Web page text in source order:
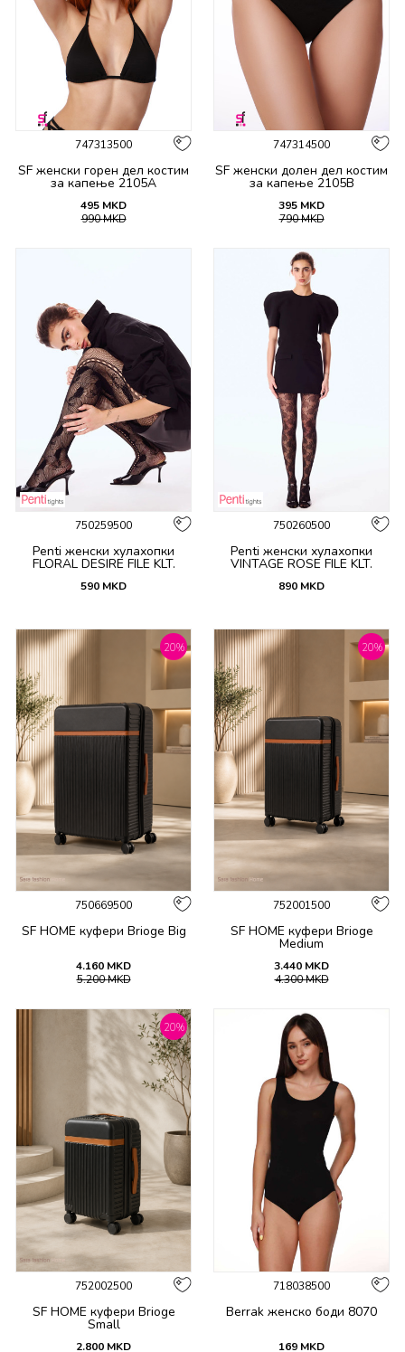
747313500
SF женски горeн дел костим
за капење 2105A
495 MKD
990MKD
747314500
SF женски долен дел костим
за капење 2105B
395 MKD
790MKD
750259500
Penti женски хулахопки
FLORAL DESIRE FILE KLT.
590 MKD
750260500
Penti женски хулахопки
VINTAGE ROSE FILE KLT.
890 MKD
20%
750669500
SF HOME куфери Brioge Big
4.160 MKD
5.200MKD
20%
752001500
SF HOME куфери Brioge
Medium
3.440 MKD
4.300MKD
20%
752002500
SF HOME куфери Brioge
Small
2.800 MKD
718038500
Berrak женско боди 8070
169 MKD